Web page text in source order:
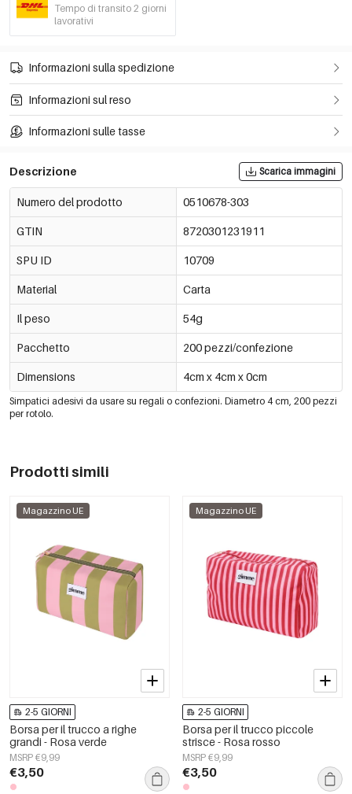
Tempo di transito 2 giorni
lavorativi
Informazioni sulla spedizione
Informazioni sul reso
Informazioni sulle tasse
Descrizione Scarica immagini
Numero del prodotto 0510678-303
GTIN 8720301231911
SPU ID 10709
Material Carta
Il peso 54g
Pacchetto 200 pezzi/confezione
Dimensions 4cm x 4cm x 0cm
Simpatici adesivi da usare su regali o confezioni. Diametro 4 cm, 200 pezzi
per rotolo.
Prodotti simili
Magazzino UE
2-5 GIORNI
Borsa per il trucco a righe
grandi - Rosa verde
MSRP €9,99
€3,50
Magazzino UE
2-5 GIORNI
Borsa per il trucco piccole
strisce - Rosa rosso
MSRP €9,99
€3,50